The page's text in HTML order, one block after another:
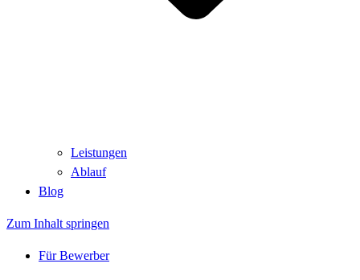
Leistungen
Ablauf
Blog
Zum Inhalt springen
Für Bewerber